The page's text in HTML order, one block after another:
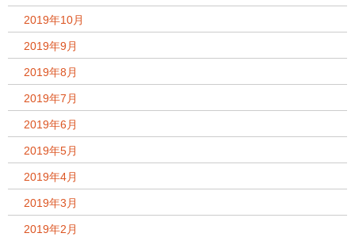
2019年10月
2019年9月
2019年8月
2019年7月
2019年6月
2019年5月
2019年4月
2019年3月
2019年2月